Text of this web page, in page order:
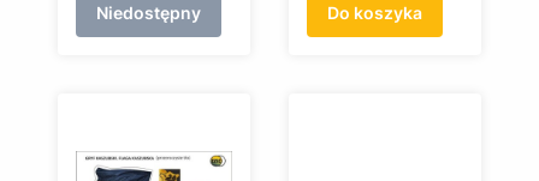
Niedostępny Do koszyka